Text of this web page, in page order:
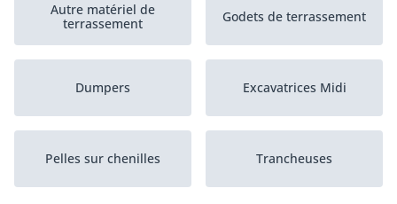
Autre matériel de
terrassement
Godets de terrassement
Dumpers Excavatrices Midi
Pelles sur chenilles Trancheuses